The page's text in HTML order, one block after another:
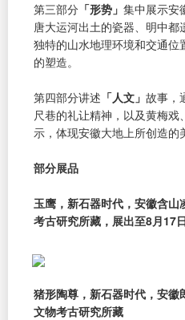
第三部分 「形势」 集中展示安
唐大运河出土的瓷器、明中
独特的山水地理环境和交通
的塑造。
第四部分讲述 「人文」 故事，
尺巷的礼让精神，以及黄梅
示，体现安徽大地上所创造的
部分展品
玉鹰，新石器时代，安徽含
考古研究所藏，展出至8月17日
猪形陶尊，新石器时代，安
文物考古研究所藏